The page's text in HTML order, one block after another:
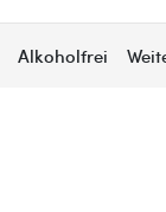
Alkoholfrei